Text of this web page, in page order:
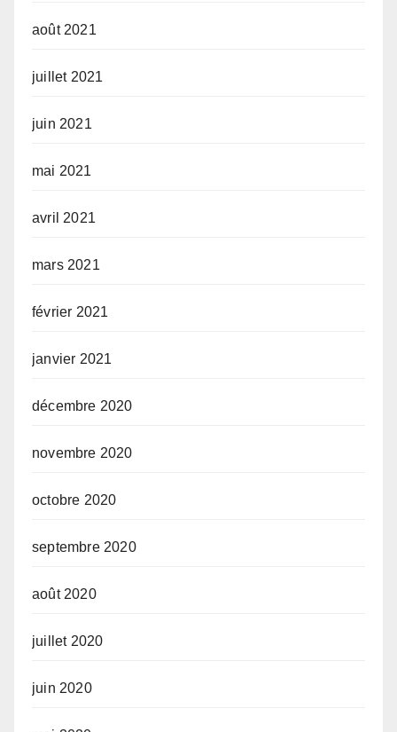
août 2021
juillet 2021
juin 2021
mai 2021
avril 2021
mars 2021
février 2021
janvier 2021
décembre 2020
novembre 2020
octobre 2020
septembre 2020
août 2020
juillet 2020
juin 2020